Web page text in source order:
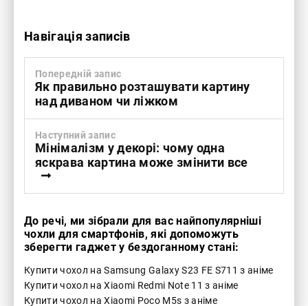
Навігація записів
Попередній запис
Як правильно розташувати картину
над диваном чи ліжком
Наступний запис
Мінімалізм у декорі: чому одна
яскрава картина може змінити все
До речі, ми зібрали для вас найпопулярніші
чохли для смартфонів, які допоможуть
зберегти гаджет у бездоганному стані:
Купити чохол на Samsung Galaxy S23 FE S711 з аніме
Купити чохол на Xiaomi Redmi Note 11 з аніме
Купити чохол на Xiaomi Poco M5s з аніме